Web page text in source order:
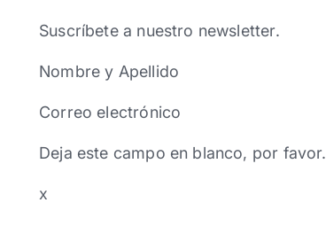
Suscríbete a nuestro newsletter.
Nombre y Apellido
Correo electrónico
Deja este campo en blanco, por favor.
x